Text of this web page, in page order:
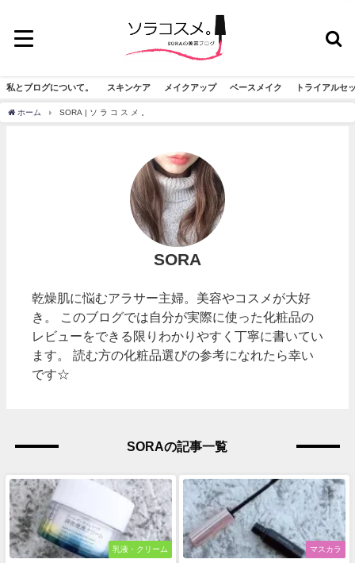
私とブログについて。 スキンケア メイクアップ ベースメイク トライアルセ
ホーム SORA | ソ ラ コ ス メ 。
SORA
乾燥肌に悩むアラサー主婦。美容やコスメが大好
き。 このブログでは自分が実際に使った化粧品の
レビューをできる限りわかりやすく丁寧に書いてい
ます。 読む方の化粧品選びの参考になれたら幸い
です☆
SORAの記事一覧
乳液・クリーム マスカラ